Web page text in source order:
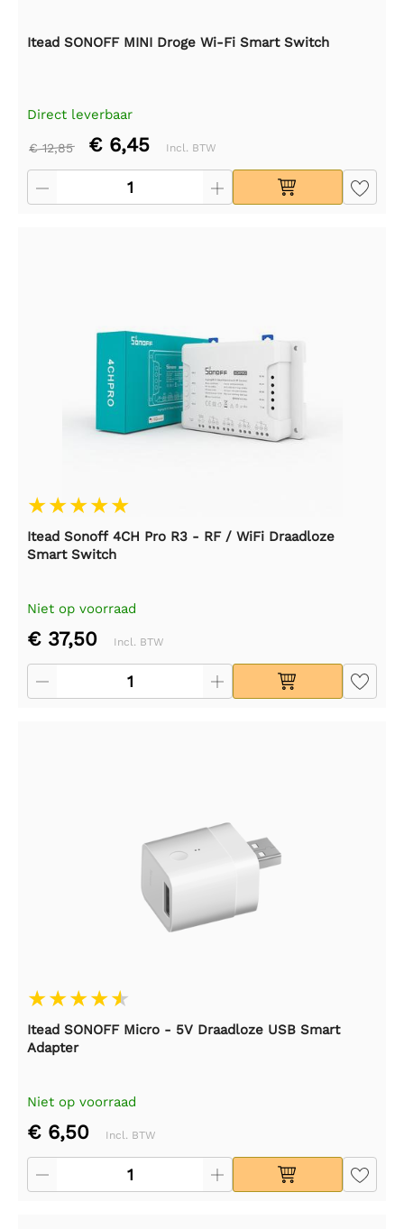
Itead SONOFF MINI Droge Wi-Fi Smart Switch
Direct leverbaar
€ 12,85 € 6,45 Incl. BTW
Itead Sonoff 4CH Pro R3 - RF / WiFi Draadloze
Smart Switch
Niet op voorraad
€ 37,50 Incl. BTW
Itead SONOFF Micro - 5V Draadloze USB Smart
Adapter
Niet op voorraad
€ 6,50 Incl. BTW